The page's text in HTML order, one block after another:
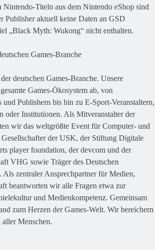
Titeln aus dem Nintendo eShop sind
Publisher aktuell keine Daten an GSD
„Black Myth: Wukong“ nicht enthalten.
Games-Branche
deutschen Games-Branche. Unsere
Games-Ökosystem ab, von
Publishern bis hin zu E-Sport-Veranstaltern,
oder Institutionen. Als Mitveranstalter der
wir das weltgrößte Event für Computer- und
der USK, der Stiftung Digitale
player foundation, der devcom und der
VHG sowie Träger des Deutschen
Als zentraler Ansprechpartner für Medien,
beantworten wir alle Fragen etwa zur
und Medienkompetenz. Gemeinsam
zum Herzen der Games-Welt. Wir bereichern
aller Menschen.